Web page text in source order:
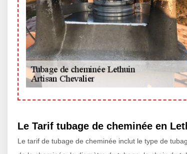
Le Tarif tubage de cheminée en
Le tarif de tubage de cheminée inclut le type de